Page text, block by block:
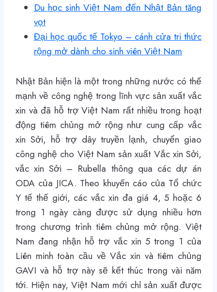
Du học sinh Việt Nam đến Nhật Bản tăng
vọt
Đại học quốc tế Tokyo – cánh cửa tri thức
rộng mở dành cho sinh viên Việt Nam
Nhật Bản hiện là một trong những nước có thế
mạnh về công nghệ trong lĩnh vực sản xuất vắc
xin và đã hỗ trợ Việt Nam rất nhiều trong hoạt
động tiêm chủng mở rộng như cung cấp vắc
xin Sởi, hỗ trợ dây truyền lạnh, chuyển giao
công nghệ cho Việt Nam sản xuất Vắc xin Sởi,
vắc xin Sởi – Rubella thông qua các dự án
ODA của JICA. Theo khuyến cáo của Tổ chức
Y tế thế giới, các vắc xin đa giá 4, 5 hoặc 6
trong 1 ngày càng được sử dụng nhiều hơn
trong chương trình tiêm chủng mở rộng. Việt
Nam đang nhận hỗ trợ vắc xin 5 trong 1 của
Liên minh toàn cầu về Vắc xin và tiêm chủng
GAVI và hỗ trợ này sẽ kết thúc trong vài năm
tới. Hiện nay, Việt Nam mới chỉ sản xuất được